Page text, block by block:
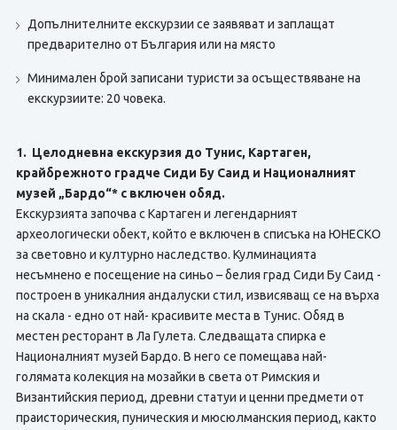
Допълнителните екскурзии се заявяват и заплащат
предварително от България или на място
Минимален брой записани туристи за осъществяване на
екскурзиите: 20 човека.
1. Целодневна екскурзия до Тунис, Картаген,
крайбрежното градче Сиди Бу Саид и Националният
музей „Бардо“* с включен обяд.
Екскурзията започва с Картаген и легендарният
археологически обект, който е включен в списъка на ЮНЕСКО
за световно и културно наследство. Кулминацията
несъмнено е посещение на синьо – белия град Сиди Бу Саид -
построен в уникалния андалуски стил, извисяващ се на върха
на скала - едно от най- красивите места в Тунис. Обяд в
местен ресторант в Ла Гулета. Следващата спирка е
Националният музей Бардо. В него се помещава най-
голямата колекция на мозайки в света от Римския и
Византийския период, древни статуи и ценни предмети от
праисторическия, пуническия и мюсюлманския период, както